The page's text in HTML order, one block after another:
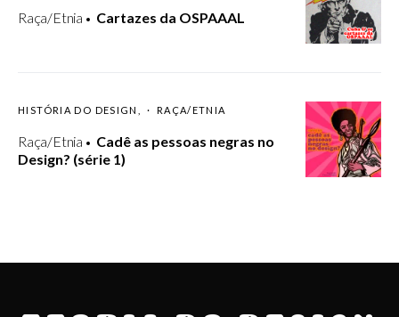
Raça/Etnia Cartazes da OSPAAAL
HISTÓRIA DO DESIGN RAÇA/ETNIA
Raça/Etnia
Cadê as pessoas negras no
Design? (série 1)